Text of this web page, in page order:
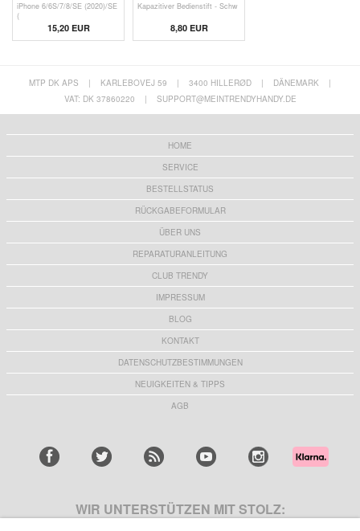
iPhone 6/6S/7/8/SE (2020)/SE
(
15,20 EUR
Kapazitiver Bedienstift - Schw
8,80 EUR
MTP DK APS | KARLEBOVEJ 59 | 3400 HILLERØD | DÄNEMARK
|
VAT: DK 37860220
| SUPPORT@MEINTRENDYHANDY.DE
HOME
SERVICE
BESTELLSTATUS
RÜCKGABEFORMULAR
ÜBER UNS
REPARATURANLEITUNG
CLUB TRENDY
IMPRESSUM
BLOG
KONTAKT
DATENSCHUTZBESTIMMUNGEN
NEUIGKEITEN & TIPPS
AGB
WIR UNTERSTÜTZEN MIT STOLZ: